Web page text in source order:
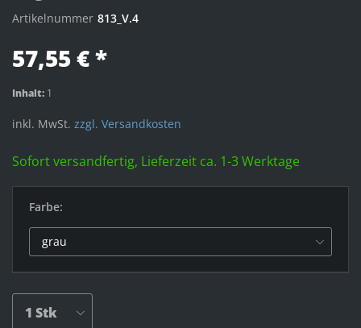
Artikelnummer 813_V.4
57,55 € *
Inhalt: 1
inkl. MwSt. zzgl. Versandkosten
Sofort versandfertig, Lieferzeit ca. 1-3 Werktage
Farbe: